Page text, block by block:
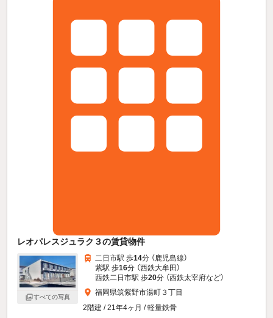
レオパレスジュラク３の賃貸物件
すべての写真
二日市駅 歩14分 （鹿児島線）
紫駅 歩16分 （西鉄大牟田）
西鉄二日市駅 歩20分 （西鉄太宰府など）
福岡県筑紫野市湯町３丁目
2階建 / 21年4ヶ月 / 軽量鉄骨